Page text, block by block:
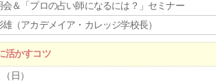
会＆「プロの占い師になるには？」セミナー
（アカデメイア・カレッジ学校長）
活かすコツ
日）